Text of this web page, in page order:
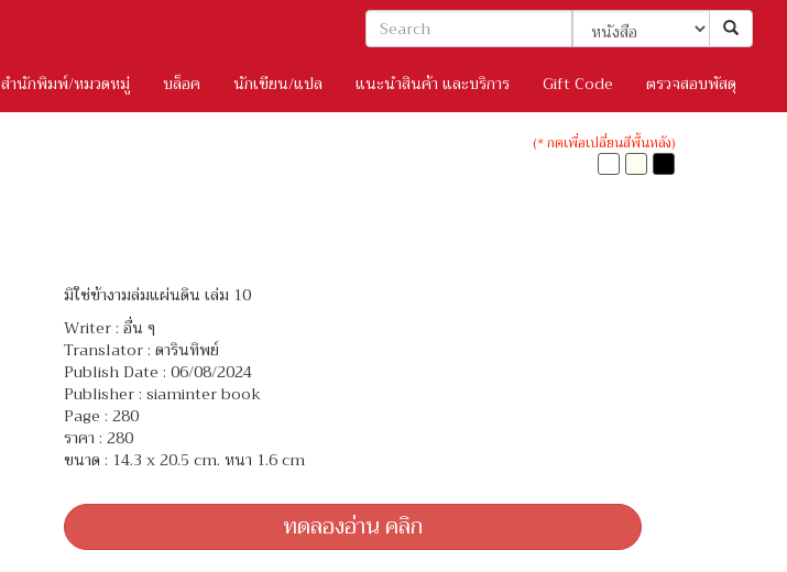
สำนักพิมพ์/หมวดหมู่ บล็อค นักเขียน/แปล แนะนำสินค้า และบริการ Gift Code ตรวจสอบพัสดุ
(* กดเพื่อเปลี่ยนสีพื้นหลัง)
มิใช่ข้างามล่มแผ่นดิน เล่ม 10
Writer : อื่น ๆ
Translator : ดารินทิพย์
Publish Date : 06/08/2024
Publisher : siaminter book
Page : 280
ราคา : 280
ขนาด : 14.3 x 20.5 cm. หนา 1.6 cm
ทดลองอ่าน คลิก